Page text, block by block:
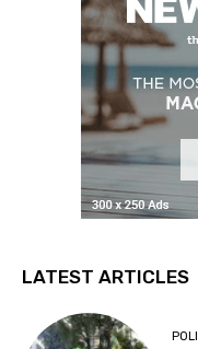
LATEST ARTICLES